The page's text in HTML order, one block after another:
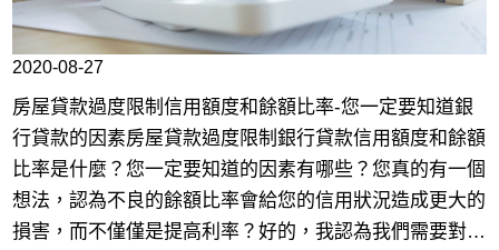
2020-08-27
房屋貸款過度限制信用額度和餘額比率-您一定要知道銀
行貸款的因素房屋貸款過度限制銀行貸款信用額度和餘額
比率是什麼？您一定要知道的因素有哪些？您真的有一個
想法，認為不良的餘額比率會給您的信用狀況造成更大的
損害，而不僅僅是提高利率？好的，我認為我們需要對您